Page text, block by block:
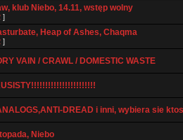
klub Niebo, 14.11, wstęp wolny
]
Heap of Ashes, Chaqma
]
VAIN / CRAWL / DOMESTIC WASTE
DREAD i inni, wybiera sie
Niebo